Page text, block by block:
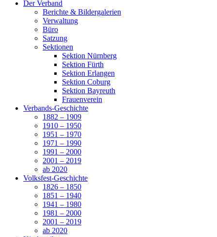
Der Verband
Berichte & Bildergalerien
Verwaltung
Büro
Satzung
Sektionen
Sektion Nürnberg
Sektion Fürth
Sektion Erlangen
Sektion Coburg
Sektion Bayreuth
Frauenverein
Verbands-Geschichte
1882 – 1909
1910 – 1950
1951 – 1970
1971 – 1990
1991 – 2000
2001 – 2019
ab 2020
Volksfest-Geschichte
1826 – 1850
1851 – 1940
1941 – 1980
1981 – 2000
2001 – 2019
ab 2020